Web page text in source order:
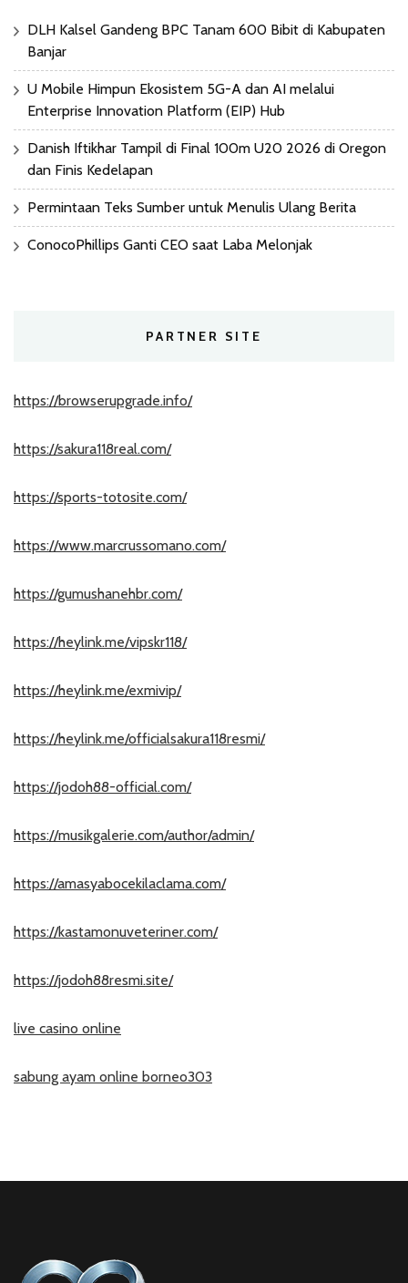
DLH Kalsel Gandeng BPC Tanam 600 Bibit di Kabupaten
Banjar
U Mobile Himpun Ekosistem 5G-A dan AI melalui
Enterprise Innovation Platform (EIP) Hub
Danish Iftikhar Tampil di Final 100m U20 2026 di Oregon
dan Finis Kedelapan
Permintaan Teks Sumber untuk Menulis Ulang Berita
ConocoPhillips Ganti CEO saat Laba Melonjak
PARTNER SITE
https://browserupgrade.info/
https://sakura118real.com/
https://sports-totosite.com/
https://www.marcrussomano.com/
https://gumushanehbr.com/
https://heylink.me/vipskr118/
https://heylink.me/exmivip/
https://heylink.me/officialsakura118resmi/
https://jodoh88-official.com/
https://musikgalerie.com/author/admin/
https://amasyabocekilaclama.com/
https://kastamonuveteriner.com/
https://jodoh88resmi.site/
live casino online
sabung ayam online borneo303